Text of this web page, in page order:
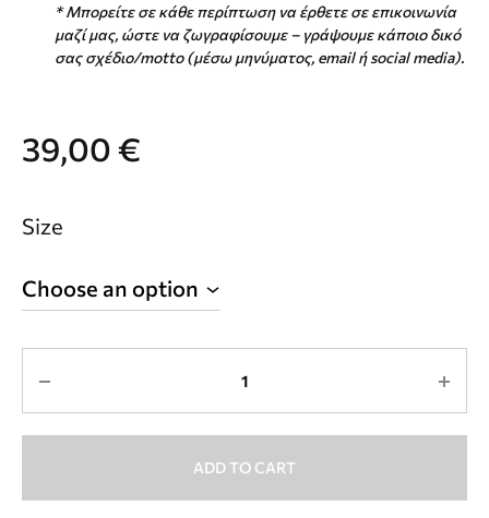
* Μπορείτε σε κάθε περίπτωση να έρθετε σε επικοινωνία
μαζί μας, ώστε να ζωγραφίσουμε – γράψουμε κάποιο δικό
σας σχέδιο/motto (μέσω μηνύματος, email ή social media).
39,00€
Size
ADD TO CART